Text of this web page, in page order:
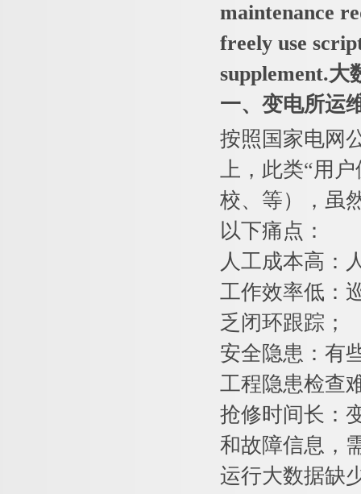
maintenance
freely use
supplement.大
一、变电所运
按照国家电网
上，此类“用
校、等），虽
以下痛点：
人工成本高：
工作效率低：
乏闭环跟踪；
安全隐患：有
工程隐患检查
抢修时间长：
和故障信息，
运行大数据缺